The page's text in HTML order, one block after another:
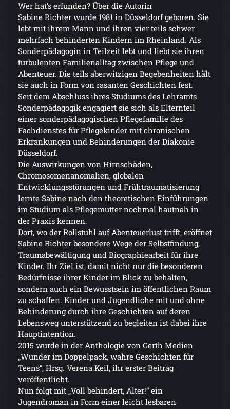
Wer hat‘s erfunden? Über die Autorin
Sabine Richter wurde 1981 in Düsseldorf geboren. Sie
lebt mit ihrem Mann und ihren vier teils schwer
mehrfach behinderten Kindern im Rheinland. Als
Sonderpädagogin in Teilzeit lebt und liebt sie ihren
turbulenten Familienalltag zwischen Pflege und
Abenteuer. Die teils aberwitzigen Begebenheiten hält
sie auch in Form von rasanten Geschichten fest.
Seit dem Abschluss ihres Studiums des Lehramts
Sonderpäda­gogik engagiert sie sich als Elternteil
einer sonderpädagogischen Pflegefamilie des
Fachdienstes für Pflegekinder mit chronischen
Erkrankungen und Behinderungen der Diakonie
Düsseldorf.
Die Auswirkungen von Hirnschäden,
Chromosomenanomalien, globalen
Entwicklungsstörungen und Frühtraumatisierung
lernte Sabine nach den theoretischen Einführungen
im Studium als Pflegemutter nochmal hautnah in
der Praxis kennen.
Dort, wo der Rollstuhl auf Abenteuerlust trifft, eröffnet
Sabine Richter besondere Wege der Selbstfindung,
Traumabewältigung und Biographiearbeit für ihre
Kinder. Ihr Ziel ist, damit nicht nur die besonderen
Bedürfnisse ihrer Kinder im Blick zu behalten,
sondern auch ein Bewusstsein im öffentlichen Raum
zu schaffen. Kinder und Jugendliche mit und ohne
Behinderung durch ihre Geschichten auf deren
Lebensweg unterstützend zu begleiten ist dabei ihre
Hauptintention.
2015 wurde in der Anthologie von Gerth Medien
„Wunder im Doppelpack, wahre Geschichten für
Teens“, Hrsg. Verena Keil, ihr erster Beitrag
veröffentlicht.
Nun folgt mit „Voll behindert, Alter!“ ein
Jugendroman in Form einer leicht lesbaren